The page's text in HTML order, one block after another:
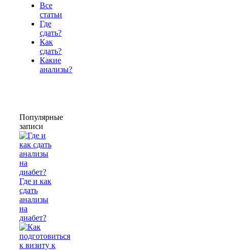
Все
статьи
Где
сдать?
Как
сдать?
Какие
анализы?
Популярные
записи
Где и как
сдать
анализы
на
диабет?